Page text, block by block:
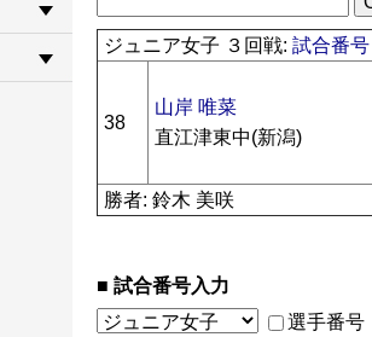
ジュニア女子 ３回戦:試合番
38
山岸 唯菜
直江津東中(新潟)
勝者: 鈴木 美咲
試合番号入力
選手番号